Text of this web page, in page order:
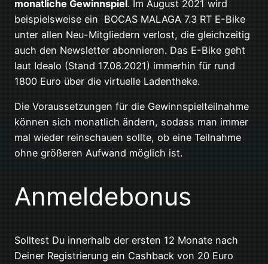
monatliche Gewinnspiel. Im August 2021 wird
beispielsweise ein BOCAS MALAGA 7.3 RT E-Bike
unter allen Neu-Mitgliedern verlost, die gleichzeitig
auch den Newsletter abonnieren. Das E-Bike geht
laut Idealo (Stand 17.08.2021) immerhin für rund
1800 Euro über die virtuelle Ladentheke.
Die Voraussetzungen für die Gewinnspielteilnahme
können sich monatlich ändern, sodass man immer
mal wieder reinschauen sollte, ob eine Teilnahme
ohne größeren Aufwand möglich ist.
Anmeldebonus
Solltest Du innerhalb der ersten 12 Monate nach
Deiner Registrierung ein Cashback von 20 Euro